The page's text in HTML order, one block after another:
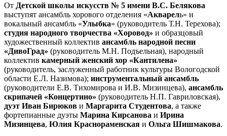
От Детской школы искусств № 5 имени В.С. Белякова
выступят ансамбль хорового отделения «Акварель» и
вокальный ансамбль «Улыбка» (руководитель Т.Н. Терехова);
студия народного творчества «Хоровод» и образцовый
художественный коллектив ансамбль народной песни
«ДивоГрад» (руководитель М.Н. Подъельная), народный
коллектив камерный женский хор «Кантилена»
(руководитель, заслуженный работник культуры Вологодской
области Е.Л. Назимова); инструментальный ансамбль
(руководители Е.В. Тихомирова и И.В. Мизинцева), ансамбль
скрипачей «Концертино» (руководитель Н.П. Гавриловская),
дуэт Иван Бирюков и Маргарита Студентова, а также
фортепианные дуэты Марина Кирсанова и Ирина
Мизинцева, Юлия Краснораменская и Ольга Шишмакова.